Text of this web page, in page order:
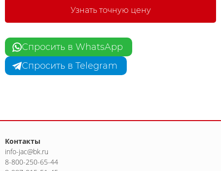
Узнать точную цену
Спросить в WhatsApp
Спросить в Telegram
Контакты
info-jac@bk.ru
8-800-250-65-44